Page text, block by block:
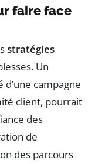
faire face
stratégies
Un
campagne
client, pourrait
des
de
des parcours